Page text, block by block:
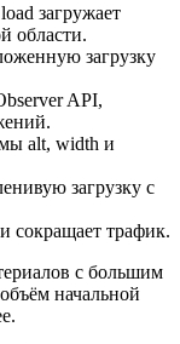
загружает
области.
загрузку
API,
alt, width и
загрузку с
сокращает трафик.
с большим
начальной